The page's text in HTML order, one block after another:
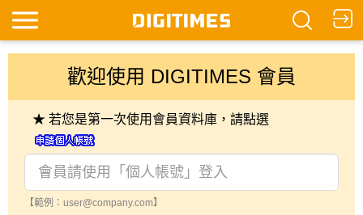
歡迎使用 DIGITIMES 會員
★ 若您是第一次使用會員資料庫，請點選
【範例：user@company.com】